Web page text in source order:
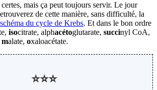
mais ça peut toujours servir. Le jour
de cette manière, sans difficulté, la
schéma du cycle de Krebs. Et dans le bon ordre
isocitrate, alphacétoglutarate, succinyl CoA,
malate, oxaloacétate.
⭐⭐⭐